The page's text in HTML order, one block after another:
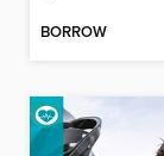
BORROW